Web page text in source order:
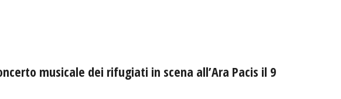
musicale dei rifugiati in scena all’Ara Pacis il 9